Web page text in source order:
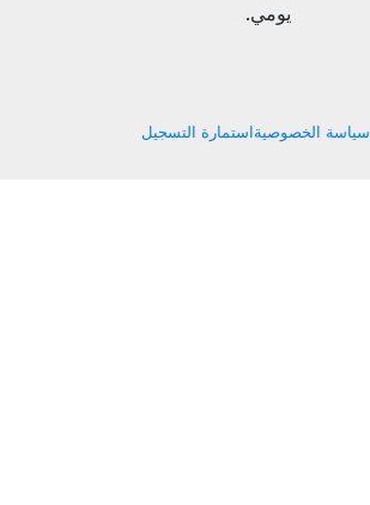
يومي.
سياسة الخصوصيةاستمارة التسجيل